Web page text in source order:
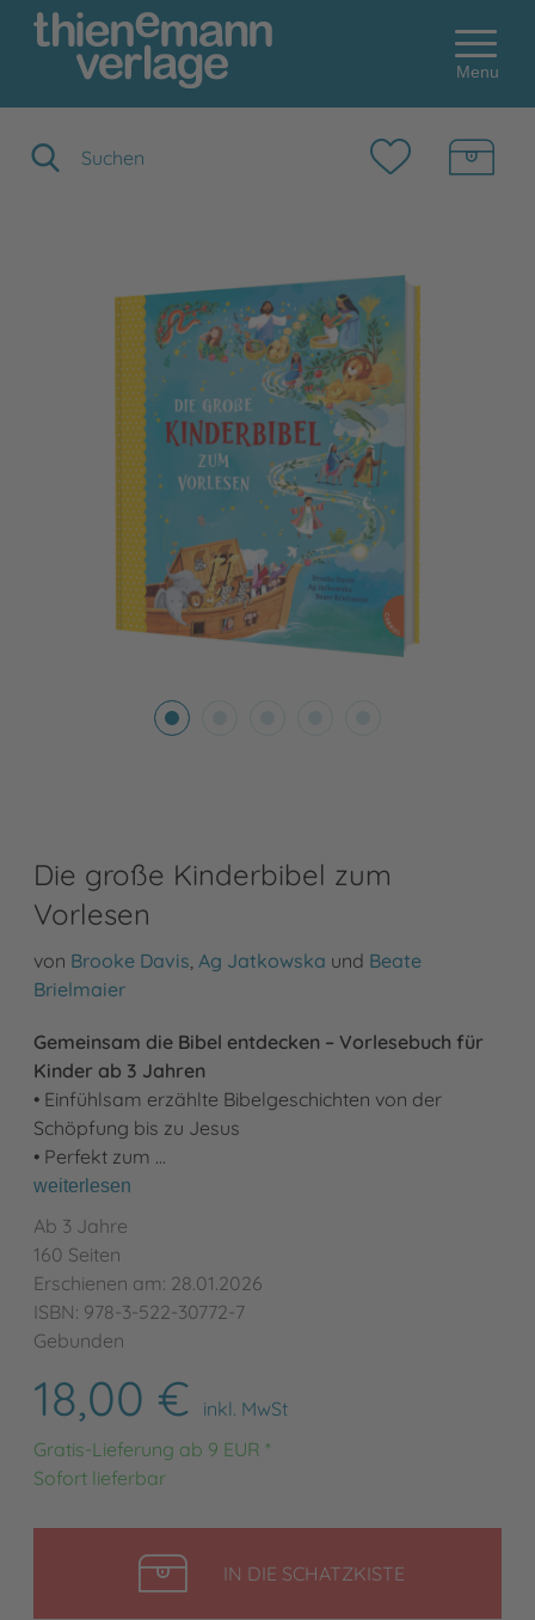
Menu
Die große Kinderbibel zum
Vorlesen
von Brooke Davis Ag Jatkowska und Beate
Brielmaier
Gemeinsam die Bibel entdecken – Vorlesebuch für
Kinder ab 3 Jahren
• Einfühlsam erzählte Bibelgeschichten von der
Schöpfung bis zu Jesus
• Perfekt zum …
weiterlesen
Ab 3 Jahre
160 Seiten
Erschienen am: 28.01.2026
ISBN: 978-3-522-30772-7
Gebunden
18,00 €
inkl. MwSt
Gratis-Lieferung ab 9 EUR *
Sofort lieferbar
IN DIE SCHATZKISTELEGEN